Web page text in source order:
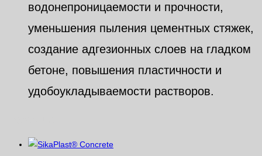
водонепроницаемости и прочности,
уменьшения пыления цементных стяжек,
создание адгезионных слоев на гладком
бетоне, повышения пластичности и
удобоукладываемости растворов.